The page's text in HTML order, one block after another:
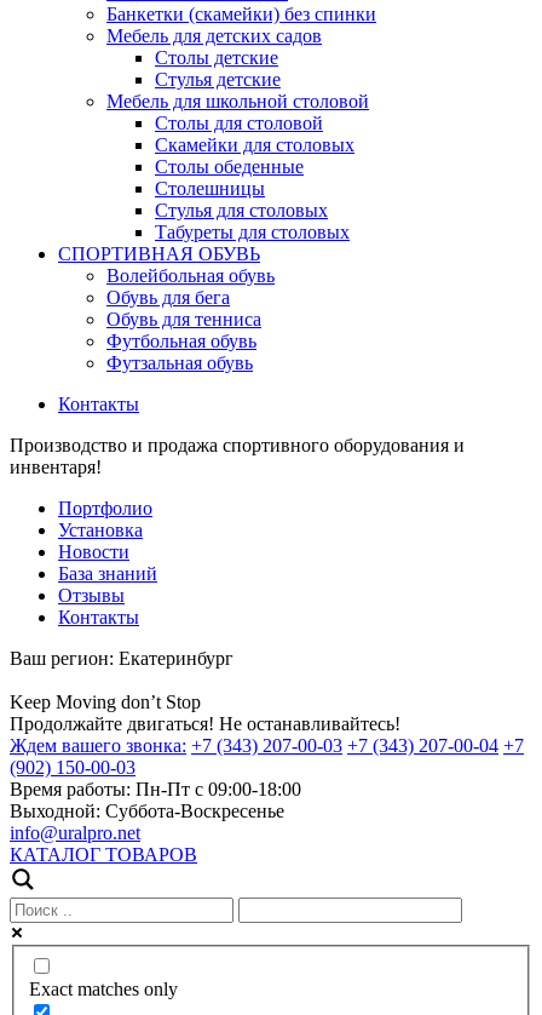
Банкетки (скамейки) без спинки
Мебель для детских садов
Столы детские
Стулья детские
Мебель для школьной столовой
Столы для столовой
Скамейки для столовых
Столы обеденные
Столешницы
Стулья для столовых
Табуреты для столовых
СПОРТИВНАЯ ОБУВЬ
Волейбольная обувь
Обувь для бега
Обувь для тенниса
Футбольная обувь
Футзальная обувь
Контакты
Производство и продажа спортивного оборудования и
инвентаря!
Портфолио
Установка
Новости
База знаний
Отзывы
Контакты
Ваш регион: Екатеринбург
Keep Moving don’t Stop
Продолжайте двигаться! Не останавливайтесь!
Ждем вашего звонка: +7 (343) 207-00-03 +7 (343) 207-00-04 +7
(902) 150-00-03
Время работы: Пн-Пт с 09:00-18:00
Выходной: Суббота-Воскресенье
info@uralpro.net
КАТАЛОГ ТОВАРОВ
Exact matches only